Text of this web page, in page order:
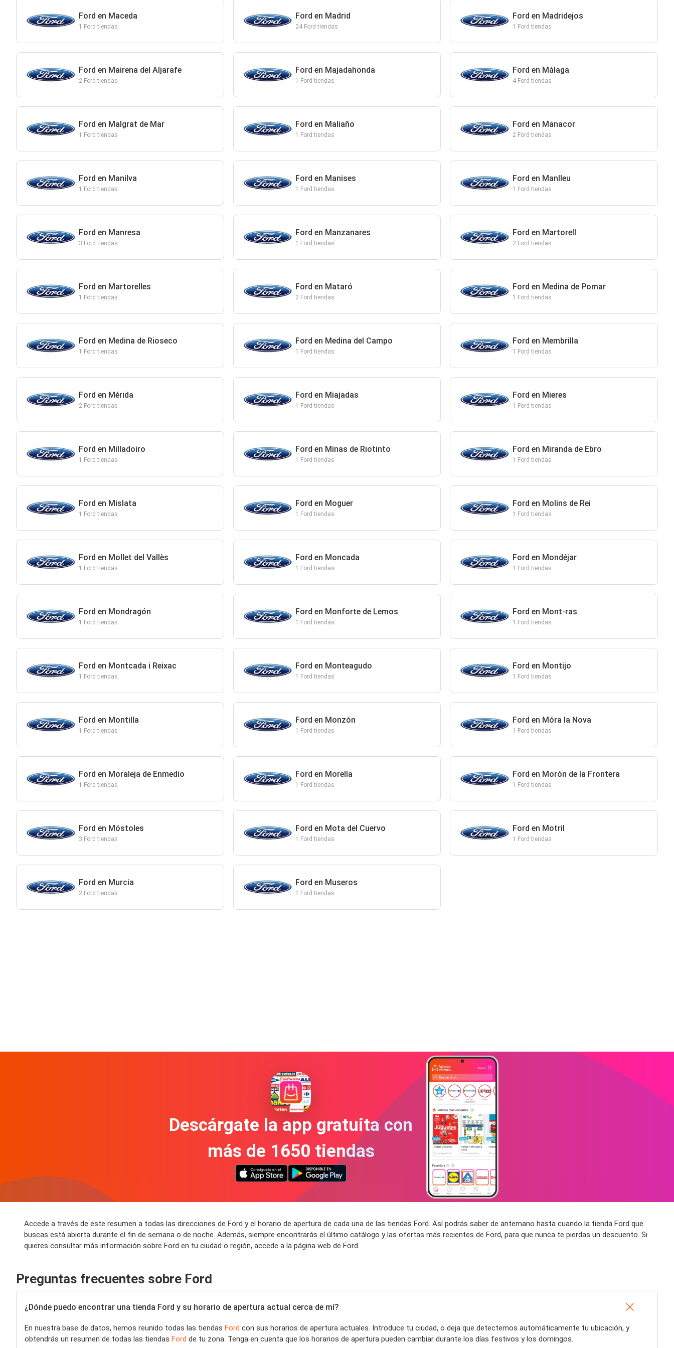
Ford en Maceda
1 Ford tiendas
Ford en Madrid
24 Ford tiendas
Ford en Madridejos
1 Ford tiendas
Ford en Mairena del Aljarafe
2 Ford tiendas
Ford en Majadahonda
1 Ford tiendas
Ford en Málaga
4 Ford tiendas
Ford en Malgrat de Mar
1 Ford tiendas
Ford en Maliaño
1 Ford tiendas
Ford en Manacor
2 Ford tiendas
Ford en Manilva
1 Ford tiendas
Ford en Manises
1 Ford tiendas
Ford en Manlleu
1 Ford tiendas
Ford en Manresa
3 Ford tiendas
Ford en Manzanares
1 Ford tiendas
Ford en Martorell
2 Ford tiendas
Ford en Martorelles
1 Ford tiendas
Ford en Mataró
2 Ford tiendas
Ford en Medina de Pomar
1 Ford tiendas
Ford en Medina de Rioseco
1 Ford tiendas
Ford en Medina del Campo
1 Ford tiendas
Ford en Membrilla
1 Ford tiendas
Ford en Mérida
2 Ford tiendas
Ford en Miajadas
1 Ford tiendas
Ford en Mieres
1 Ford tiendas
Ford en Milladoiro
1 Ford tiendas
Ford en Minas de Riotinto
1 Ford tiendas
Ford en Miranda de Ebro
1 Ford tiendas
Ford en Mislata
1 Ford tiendas
Ford en Moguer
1 Ford tiendas
Ford en Molins de Rei
1 Ford tiendas
Ford en Mollet del Vallès
1 Ford tiendas
Ford en Moncada
1 Ford tiendas
Ford en Mondéjar
1 Ford tiendas
Ford en Mondragón
1 Ford tiendas
Ford en Monforte de Lemos
1 Ford tiendas
Ford en Mont-ras
1 Ford tiendas
Ford en Montcada i Reixac
1 Ford tiendas
Ford en Monteagudo
1 Ford tiendas
Ford en Montijo
1 Ford tiendas
Ford en Montilla
1 Ford tiendas
Ford en Monzón
1 Ford tiendas
Ford en Móra la Nova
1 Ford tiendas
Ford en Moraleja de Enmedio
1 Ford tiendas
Ford en Morella
1 Ford tiendas
Ford en Morón de la Frontera
1 Ford tiendas
Ford en Móstoles
3 Ford tiendas
Ford en Mota del Cuervo
1 Ford tiendas
Ford en Motril
1 Ford tiendas
Ford en Murcia
2 Ford tiendas
Ford en Museros
1 Ford tiendas
Descárgate la app gratuita con
más de 1650 tiendas
Accede a través de este resumen a todas las direcciones de Ford y el horario de apertura de cada una de las tiendas Ford. Así podrás saber de antemano hasta cuando la tienda Ford que
buscas está abierta durante el fin de semana o de noche. Además, siempre encontrarás el último catálogo y las ofertas más recientes de Ford, para que nunca te pierdas un descuento. Si
quieres consultar más información sobre Ford en tu ciudad o región, accede a la página web de Ford.
Preguntas frecuentes sobre Ford
¿Dónde puedo encontrar una tienda Ford y su horario de apertura actual cerca de mí?
En nuestra base de datos, hemos reunido todas las tiendas Ford con sus horarios de apertura actuales. Introduce tu ciudad, o deja que detectemos automáticamente tu ubicación, y
obtendrás un resumen de todas las tiendas Ford de tu zona. Tenga en cuenta que los horarios de apertura pueden cambiar durante los días festivos y los domingos.